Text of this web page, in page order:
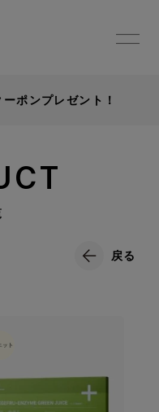
ポンプレゼント！
戻る